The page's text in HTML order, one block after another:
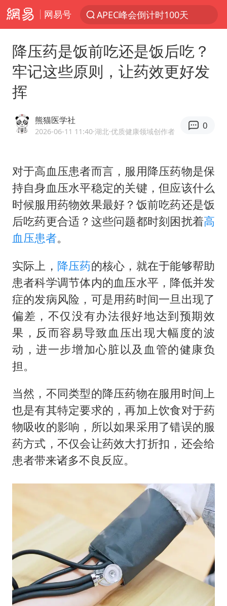
网易号
APEC峰会倒计时100天
众星发文悼念秦焰
大连一起飞航班因乘客可乐爆瓶折返
独闯南太行失联女子遗体已找到
钟睒睒：必须限制电商平台权力
今日103只涨停股5只跌停股
血指纹匹配成功，20年悬案告破！凶手被执行死刑
中央气象台继续发布暴雨橙警
医疗垃圾做手机壳 这也是谋财害命
武契奇：欧洲已处于大战边缘
7月CPI同比上涨0.5% 经济内生增长动力持续增强
成都多趟列车临时停运
部分银行上调存款利率
降压药是饭前吃还是饭后吃？
牢记这些原则，让药效更好发
挥
熊猫医学社
2026-06-11 11:40·湖北·优质健康领域创作者
0
对于高血压患者而言，服用降压药物是保
持自身血压水平稳定的关键，但应该什么
时候服用药物效果最好？饭前吃药还是饭
后吃药更合适？这些问题都时刻困扰着高
血压患者。
实际上， 降压药的核心，就在于能够帮助
患者科学调节体内的血压水平，降低并发
症的发病风险，可是用药时间一旦出现了
偏差，不仅没有办法很好地达到预期效
果，反而容易导致血压出现大幅度的波
动，进一步增加心脏以及血管的健康负
担。
当然，不同类型的降压药物在服用时间上
也是有其特定要求的，再加上饮食对于药
物吸收的影响，所以如果采用了错误的服
药方式，不仅会让药效大打折扣，还会给
患者带来诸多不良反应。